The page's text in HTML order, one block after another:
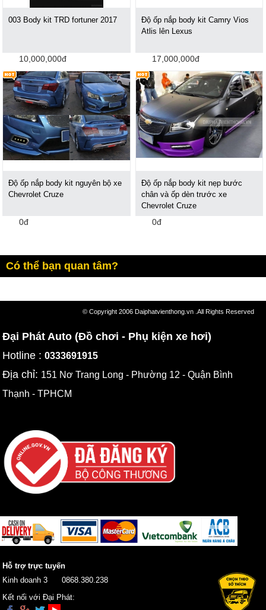
003 Body kit TRD fortuner 2017
10,000,000đ
Độ ốp nắp body kit Camry Vios
Atlis lên Lexus
17,000,000đ
Độ ốp nắp body kit nguyên bộ xe
Chevrolet Cruze
0đ
Độ ốp nắp body kit nẹp bước
chân và ốp dèn trước xe
Chevrolet Cruze
0đ
Có thể bạn quan tâm?
© Copyright 2006 Daiphatvienthong.vn .All Rights Reserved
Đại Phát Auto (Đồ chơi - Phụ kiện xe hơi)
Hotline :0333691915
Địa chỉ: 151 Nơ Trang Long - Phường 12 - Quận Bình
Thạnh - TPHCM
Hỗ trợ trực tuyến
Kinh doanh 3
0868.380.238
Kết nối với Đại Phát: